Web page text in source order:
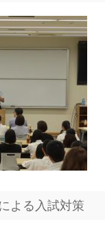
よる入試対策